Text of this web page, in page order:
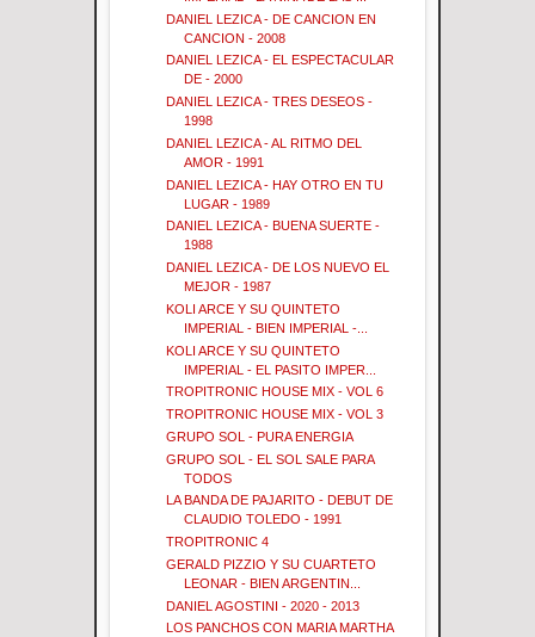
DANIEL LEZICA - DE CANCION EN
CANCION - 2008
DANIEL LEZICA - EL ESPECTACULAR
DE - 2000
DANIEL LEZICA - TRES DESEOS -
1998
DANIEL LEZICA - AL RITMO DEL
AMOR - 1991
DANIEL LEZICA - HAY OTRO EN TU
LUGAR - 1989
DANIEL LEZICA - BUENA SUERTE -
1988
DANIEL LEZICA - DE LOS NUEVO EL
MEJOR - 1987
KOLI ARCE Y SU QUINTETO
IMPERIAL - BIEN IMPERIAL -...
KOLI ARCE Y SU QUINTETO
IMPERIAL - EL PASITO IMPER...
TROPITRONIC HOUSE MIX - VOL 6
TROPITRONIC HOUSE MIX - VOL 3
GRUPO SOL - PURA ENERGIA
GRUPO SOL - EL SOL SALE PARA
TODOS
LA BANDA DE PAJARITO - DEBUT DE
CLAUDIO TOLEDO - 1991
TROPITRONIC 4
GERALD PIZZIO Y SU CUARTETO
LEONAR - BIEN ARGENTIN...
DANIEL AGOSTINI - 2020 - 2013
LOS PANCHOS CON MARIA MARTHA